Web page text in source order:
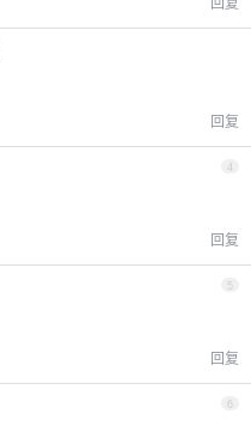
回复
4
回复
5
回复